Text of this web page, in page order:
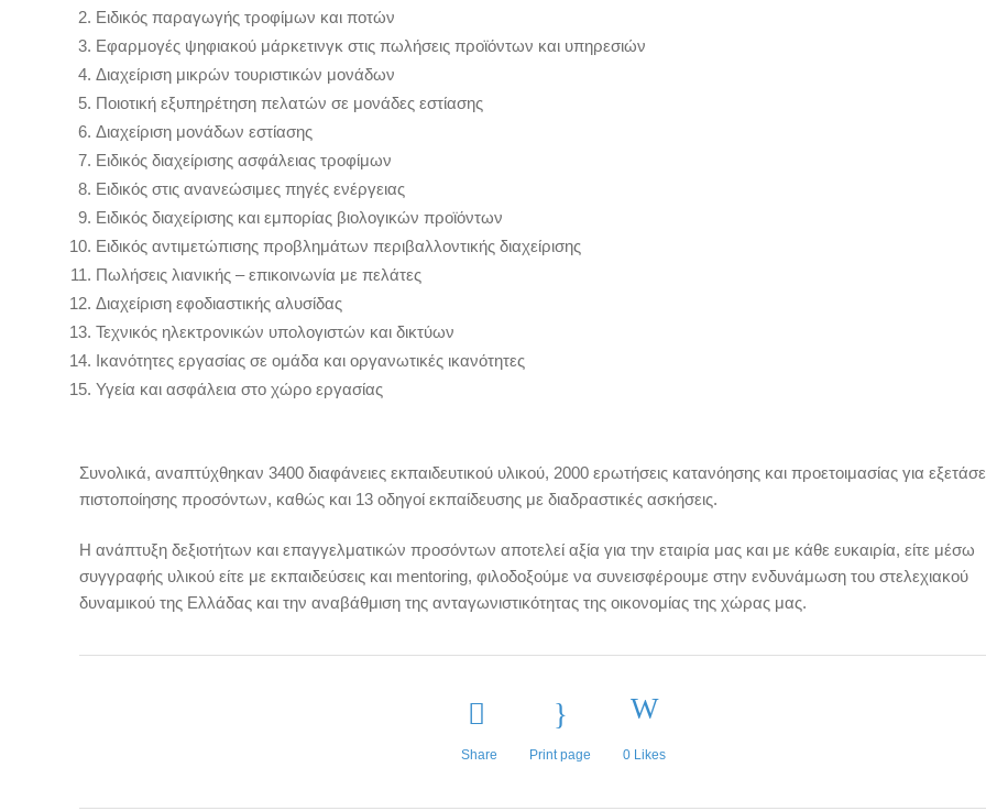
Ειδικός παραγωγής τροφίμων και ποτών
Εφαρμογές ψηφιακού μάρκετινγκ στις πωλήσεις προϊόντων και υπηρεσιών
Διαχείριση μικρών τουριστικών μονάδων
Ποιοτική εξυπηρέτηση πελατών σε μονάδες εστίασης
Διαχείριση μονάδων εστίασης
Ειδικός διαχείρισης ασφάλειας τροφίμων
Ειδικός στις ανανεώσιμες πηγές ενέργειας
Ειδικός διαχείρισης και εμπορίας βιολογικών προϊόντων
Ειδικός αντιμετώπισης προβλημάτων περιβαλλοντικής διαχείρισης
Πωλήσεις λιανικής – επικοινωνία με πελάτες
Διαχείριση εφοδιαστικής αλυσίδας
Τεχνικός ηλεκτρονικών υπολογιστών και δικτύων
Ικανότητες εργασίας σε ομάδα και οργανωτικές ικανότητες
Υγεία και ασφάλεια στο χώρο εργασίας
Συνολικά, αναπτύχθηκαν 3400 διαφάνειες εκπαιδευτικού υλικού, 2000 ερωτήσεις κατανόησης και προετοιμασίας για
πιστοποίησης προσόντων, καθώς και 13 οδηγοί εκπαίδευσης με διαδραστικές ασκήσεις.
H ανάπτυξη δεξιοτήτων και επαγγελματικών προσόντων αποτελεί αξία για την εταιρία μας και με κάθε ευκαιρία, είτε μέσω
συγγραφής υλικού είτε με εκπαιδεύσεις και mentoring, φιλοδοξούμε να συνεισφέρουμε στην ενδυνάμωση του στελεχιακού
δυναμικού της Ελλάδας και την αναβάθμιση της ανταγωνιστικότητας της οικονομίας της χώρας μας.
Share Print page 0 Likes